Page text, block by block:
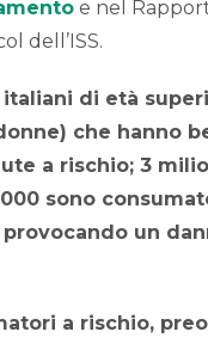
e nel
dell’ISS.
di età
che hanno
a rischio; 3
sono
un
a rischio,